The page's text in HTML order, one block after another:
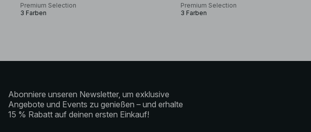
Premium Selection
3 Farben
Premium Selection
3 Farben
Abonniere unseren Newsletter, um exklusive
Angebote und Events zu genießen – und erhalte
15 % Rabatt auf deinen ersten Einkauf!